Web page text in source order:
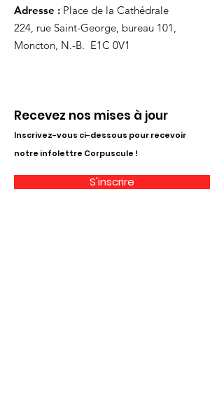
Adresse : Place de la Cathédrale
224, rue Saint-George, bureau 101,
Moncton, N.-B. E1C 0V1
Recevez nos mises à jour
Inscrivez-vous ci-dessous pour recevoir
notre infolettre Corpuscule !
S'inscrire